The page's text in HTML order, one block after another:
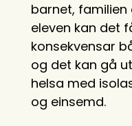
barnet, familien
eleven kan det
konsekvensar
og det kan gå
helsa med
og einsemd.